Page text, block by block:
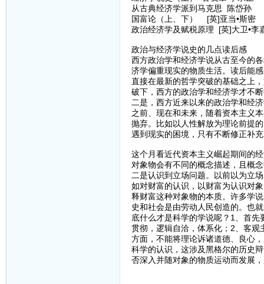
从古典经济学派到马克思 陈岱孙
国富论（上、下） [英]亚当•斯密
政治经济学及赋税原理 [英]大卫•李
政治与经济学说史的几点读后感
西方政治学和经济学说从古至今的
济学偏重现实的物质生活。读后能
直接在最新的哲学突破的基础之上
破下，西方的政治学和经济学才不
二是，西方近来以来的政治学和经
之前、现在和未来，随着资本主义
抛弃。比如以人性解放为理论前提
遇到现实的困境，只有不断修正补
这个月看近代资本主义崛起期间的
对象物会有不同的概念描述，且概
二是认识到立场问题。以前以为立
如对财富的认识，以财富为认识对
释财富这种对象物的本质。许多学
史和社会是由劳动人民创造的。也
底什么才是科学的学说呢？1、首
贯彻，逻辑自洽，体系化；2、客
方面，不能将理论诉诸道德、良心
科学的认识，这涉及黑格尔的历史
否深入并随对象的物质运动而发展